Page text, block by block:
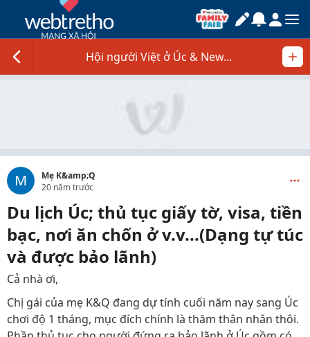
Hội người Việt ở Úc & New...
M
Mẹ K&amp;Q
20 năm trước
Du lịch Úc; thủ tục giấy tờ, visa, tiền
bạc, nơi ăn chốn ở v.v...(Dạng tự túc
và được bảo lãnh)
Cả nhà ơi,
Chị gái của mẹ K&Q đang dự tính cuối năm nay sang Úc
chơi độ 1 tháng, mục đích chính là thăm thân nhân thôi.